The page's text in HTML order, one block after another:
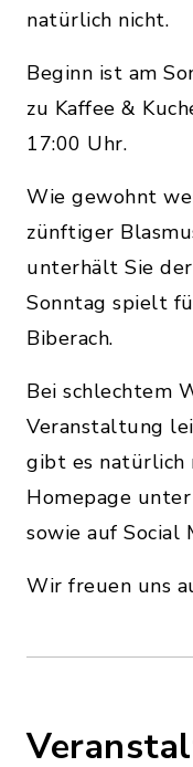
natürlich nicht.
Beginn ist am
zu Kaffee &
17:00 Uhr.
Wie gewohnt
zünftiger
unterhält Sie
Sonntag spielt
Biberach.
Bei schlechtem
Veranstaltung
gibt es natürlich
Homepage
sowie auf Social
Wir freuen uns